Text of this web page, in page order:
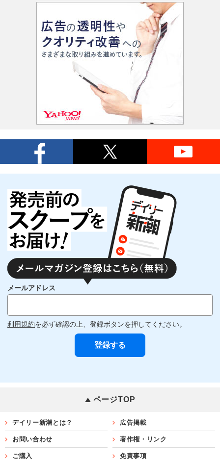
メールアドレス
利用規約を必ず確認の上、登録ボタンを押してください。
ページTOP
デイリー新潮とは？ 広告掲載
お問い合わせ 著作権・リンク
ご購入 免責事項